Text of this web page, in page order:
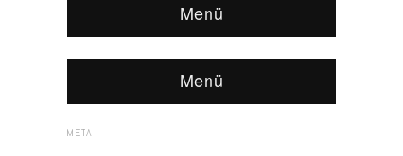
Menü
Menü
META